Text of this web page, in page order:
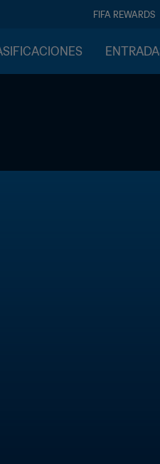
FIFA REWARDS